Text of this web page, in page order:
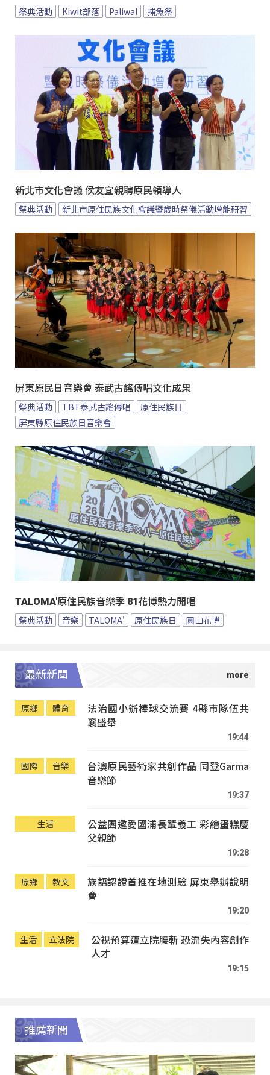
祭典活動 Kiwit部落 Paliwal 捕魚祭
新北市文化會議 侯友宜親聘原民領導人
祭典活動 新北市原住民族文化會議暨歲時祭儀活動增能研習
屏東原民日音樂會 泰武古謠傳唱文化成果
祭典活動 TBT泰武古謠傳唱
原住民族日
屏東縣原住民族日音樂會
TALOMA'原住民族音樂季 81花博熱力開唱
祭典活動 音樂 TALOMA' 原住民族日 圓山花博
最新新聞
原鄉 體育
法治國小辦棒球交流賽 4縣市隊伍共
襄盛舉
19:44
國際 音樂
台澳原民藝術家共創作品 同登Garma
音樂節
19:37
生活
公益團邀愛國浦長輩義工 彩繪蛋糕慶
父親節
19:28
原鄉 教文
族語認證首推在地測驗 屏東舉辦說明
會
19:20
生活 立法院
公視預算遭立院腰斬 恐流失內容創作
人才
19:15
推薦新聞